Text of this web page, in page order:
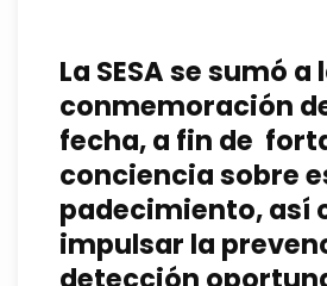
La SESA se sumó a
conmemoración
fecha, a fin de
conciencia sobre
padecimiento, así
impulsar la